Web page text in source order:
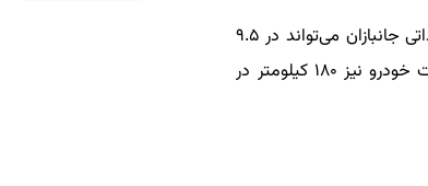
با این پیکربندی پیشرانه که محرک چهار چرخ است، تویوتا RAV4 ادونچر پلاس وارداتی جانبازان می‌تواند در ۹.۵
ثانیه از حالت سکون، تا تندی یکصد کیلومتر در ساعت، سرعت بگیرد. حداکثر سرعت خودرو نیز ۱۸۰ کیلومتر در